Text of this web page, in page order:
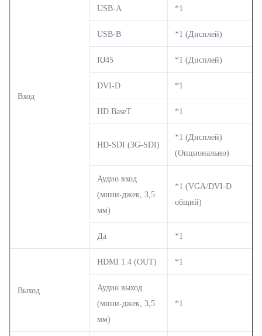
Вход
USB-A *1
USB-B *1 (Дисплей)
RJ45 *1 (Дисплей)
DVI-D *1
HD BaseT *1
HD-SDI (3G-SDI)
*1 (Дисплей)
(Опционально)
Аудио вход
(мини-джек, 3,5
мм)
*1 (VGA/DVI-D
общий)
Да *1
Выход
HDMI 1.4 (OUT) *1
Аудио выход
(мини-джек, 3,5
мм)
*1